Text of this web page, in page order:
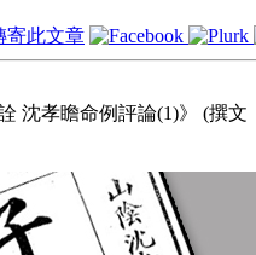
詮 沈孝瞻命例評論(1)》 (撰文